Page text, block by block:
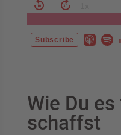
Wie Du
schaffst